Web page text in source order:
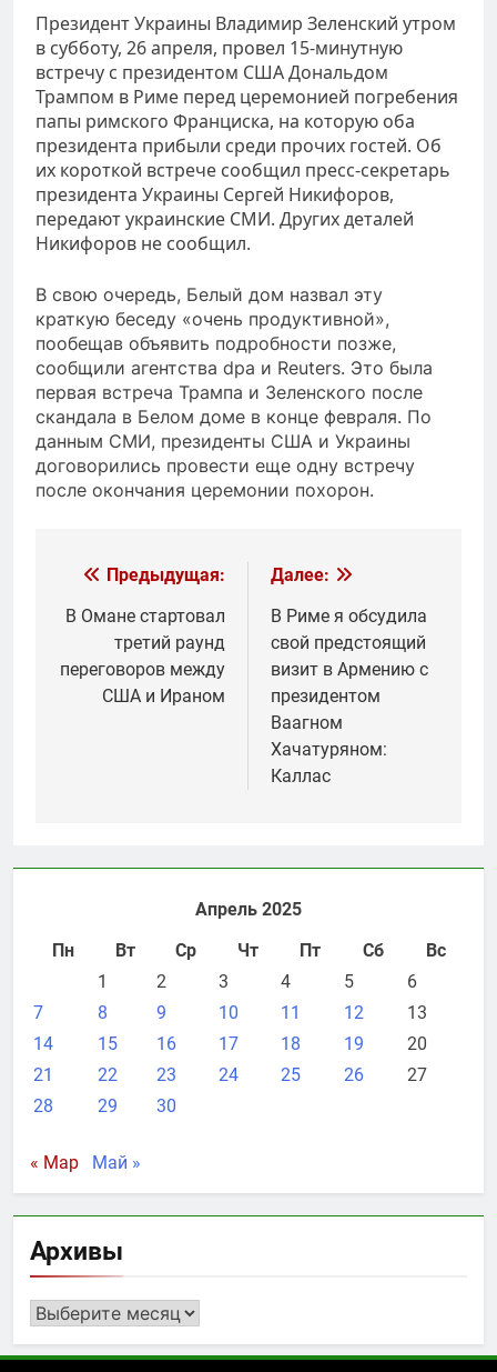
Президент Украины Владимир Зеленский утром
в субботу, 26 апреля, провел 15-минутную
встречу с президентом США Дональдом
Трампом в Риме перед церемонией погребения
папы римского Франциска, на которую оба
президента прибыли среди прочих гостей. Об
их короткой встрече сообщил пресс-секретарь
президента Украины Сергей Никифоров,
передают украинские СМИ. Других деталей
Никифоров не сообщил.
В свою очередь, Белый дом назвал эту
краткую беседу «очень продуктивной»,
пообещав объявить подробности позже,
сообщили агентства dpa и Reuters. Это была
первая встреча Трампа и Зеленского после
скандала в Белом доме в конце февраля. По
данным СМИ, президенты США и Украины
договорились провести еще одну встречу
после окончания церемонии похорон.
Навигация
по
записям
Предыдущая:
В Омане стартовал
третий раунд
переговоров между
США и Ираном
Далее:
В Риме я обсудила
свой предстоящий
визит в Армению с
президентом
Ваагном
Хачатуряном:
Каллас
Апрель 2025
Пн
Вт Ср Чт Пт Сб
Вс
1
2 3 4 5
6
7
8 9 10 11 12
13
14
15 16 17 18 19
20
21
22 23 24 25 26
27
28
29 30
« Мар Май »
Архивы
Архивы